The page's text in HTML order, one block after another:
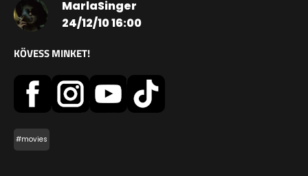
MarlaSinger
24/12/10 16:00
KÖVESS MINKET!
#movies